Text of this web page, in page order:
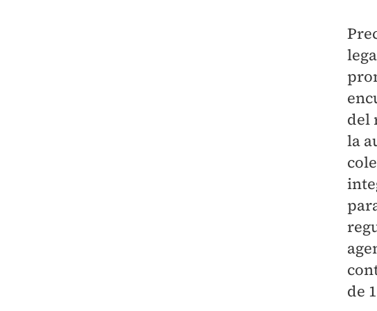
del
la
de